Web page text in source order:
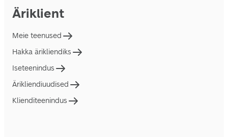
Äriklient
Meie teenused
Hakka ärikliendiks
Iseteenindus
Ärikliendiuudised
Klienditeenindus